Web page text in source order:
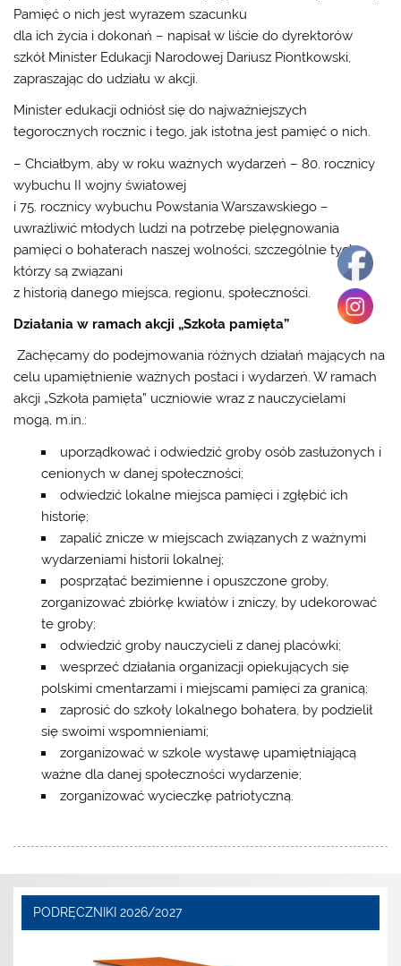
Pamięć o nich jest wyrazem szacunku
dla ich życia i dokonań – napisał w liście do dyrektorów
szkół Minister Edukacji Narodowej Dariusz Piontkowski,
zapraszając do udziału w akcji.
Minister edukacji odniósł się do najważniejszych
tegorocznych rocznic i tego, jak istotna jest pamięć o nich.
– Chciałbym, aby w roku ważnych wydarzeń – 80. rocznicy
wybuchu II wojny światowej
i 75. rocznicy wybuchu Powstania Warszawskiego –
uwrażliwić młodych ludzi na potrzebę pielęgnowania
pamięci o bohaterach naszej wolności, szczególnie tych,
którzy są związani
z historią danego miejsca, regionu, społeczności.
Działania w ramach akcji „Szkoła pamięta”
Zachęcamy do podejmowania różnych działań mających na
celu upamiętnienie ważnych postaci i wydarzeń. W ramach
akcji „Szkoła pamięta” uczniowie wraz z nauczycielami
mogą, m.in.:
uporządkować i odwiedzić groby osób zasłużonych i
cenionych w danej społeczności;
odwiedzić lokalne miejsca pamięci i zgłębić ich
historię;
zapalić znicze w miejscach związanych z ważnymi
wydarzeniami historii lokalnej;
posprzątać bezimienne i opuszczone groby,
zorganizować zbiórkę kwiatów i zniczy, by udekorować
te groby;
odwiedzić groby nauczycieli z danej placówki;
wesprzeć działania organizacji opiekujących się
polskimi cmentarzami i miejscami pamięci za granicą;
zaprosić do szkoły lokalnego bohatera, by podzielił
się swoimi wspomnieniami;
zorganizować w szkole wystawę upamiętniającą
ważne dla danej społeczności wydarzenie;
zorganizować wycieczkę patriotyczną.
PODRĘCZNIKI 2026/2027